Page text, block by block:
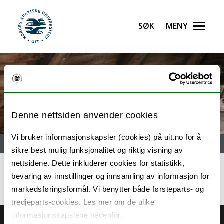
Denne nettsiden anvender cookies
Vi bruker informasjonskapsler (cookies) på uit.no for å
sikre best mulig funksjonalitet og riktig visning av
nettsidene. Dette inkluderer cookies for statistikk,
bevaring av innstillinger og innsamling av informasjon for
markedsføringsformål. Vi benytter både førsteparts- og
tredjeparts-cookies. Les mer om de ulike
informasjonskapslene nedenfor.
Gå til hovedinnhold
UiT Norges arktiske universitet
Søk Meny
FUGLAN VEIT